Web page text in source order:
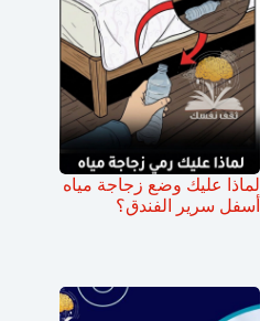
لماذا عليك وضع زجاجة مياه
أسفل سرير الفندق؟